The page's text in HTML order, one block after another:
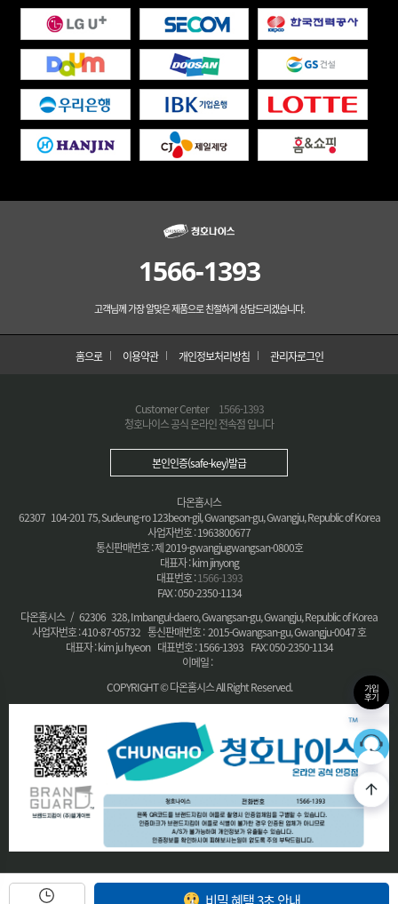
1566-1393
고객님께 가장 알맞은 제품으로 친절하게 상담드리겠습니다.
홈으로 이용약관 개인정보처리방침 관리자로그인
Customer Center
1566-1393
청호나이스 공식 온라인 전속점 입니다
본인인증(safe-key)발급
다온홈시스
62307 104-201 75, Sudeung-ro 123beon-gil, Gwangsan-gu, Gwangju, Republic of Korea
사업자번호 : 1963800677
통신판매번호 : 제 2019-gwangjugwangsan-0800호
대표자 : kim jinyong
대표번호 :1566-1393
FAX : 050-2350-1134
다온홈시스 / 62306 328, Imbangul-daero, Gwangsan-gu, Gwangju, Republic of Korea
사업자번호 : 410-87-05732 통신판매번호 : 2015-Gwangsan-gu, Gwangju-0047 호
대표자 : kim ju hyeon 대표번호 : 1566-1393 FAX: 050-2350-1134
이메일 :
COPYRIGHT © 다온홈시스 All Right Reserved.
비밀 혜택 3초 안내
가입
후기
365
최적